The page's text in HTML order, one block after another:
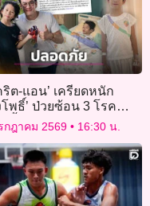
ริต-แอน’ เครียดหนัก
โพธิ์’ ป่วยซ้อน 3 โรค
ชี้เคสหายากไม่ถึง 5%!
กฎาคม 2569 16:30 น.